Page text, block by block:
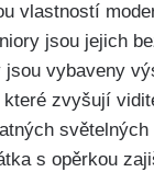
vlastností
jsou jejich
jsou vybaveny
které zvyšují
s opěrkou